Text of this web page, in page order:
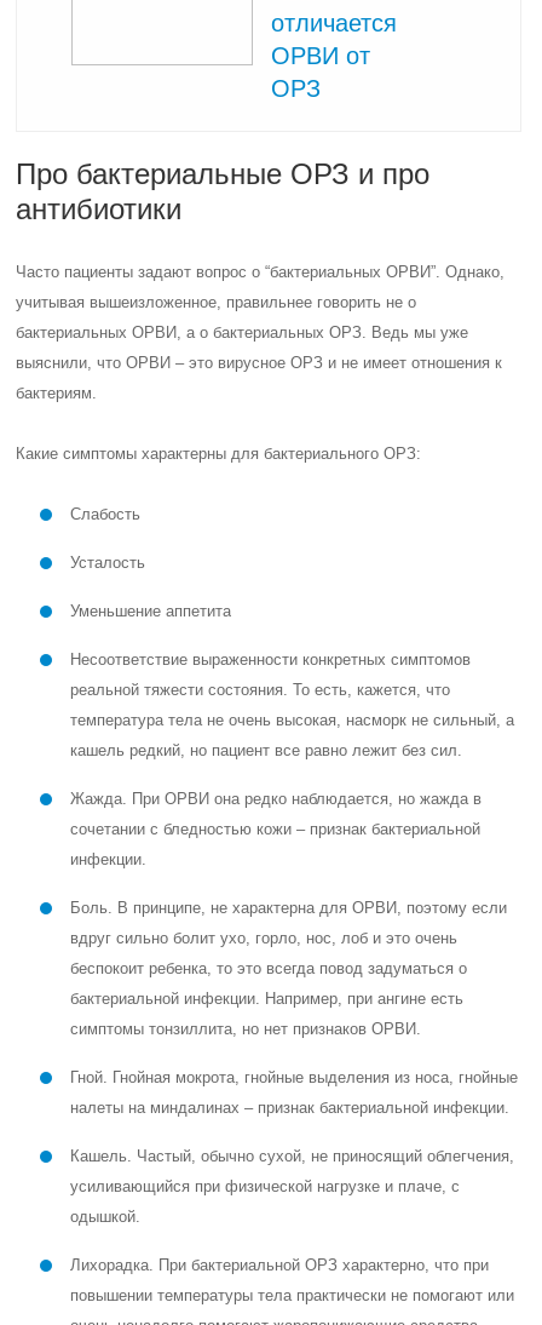
отличается
ОРВИ от
ОРЗ
Про бактериальные ОРЗ и про
антибиотики
Часто пациенты задают вопрос о “бактериальных ОРВИ”. Однако,
учитывая вышеизложенное, правильнее говорить не о
бактериальных ОРВИ, а о бактериальных ОРЗ. Ведь мы уже
выяснили, что ОРВИ – это вирусное ОРЗ и не имеет отношения к
бактериям.
Какие симптомы характерны для бактериального ОРЗ:
Слабость
Усталость
Уменьшение аппетита
Несоответствие выраженности конкретных симптомов
реальной тяжести состояния. То есть, кажется, что
температура тела не очень высокая, насморк не сильный, а
кашель редкий, но пациент все равно лежит без сил.
Жажда. При ОРВИ она редко наблюдается, но жажда в
сочетании с бледностью кожи – признак бактериальной
инфекции.
Боль. В принципе, не характерна для ОРВИ, поэтому если
вдруг сильно болит ухо, горло, нос, лоб и это очень
беспокоит ребенка, то это всегда повод задуматься о
бактериальной инфекции. Например, при ангине есть
симптомы тонзиллита, но нет признаков ОРВИ.
Гной. Гнойная мокрота, гнойные выделения из носа, гнойные
налеты на миндалинах – признак бактериальной инфекции.
Кашель. Частый, обычно сухой, не приносящий облегчения,
усиливающийся при физической нагрузке и плаче, с
одышкой.
Лихорадка. При бактериальной ОРЗ характерно, что при
повышении температуры тела практически не помогают или